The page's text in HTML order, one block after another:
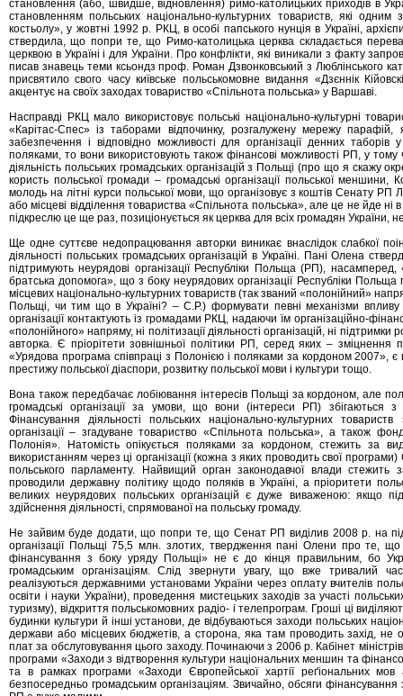
становлення (або, швидше, відновлення) римо-католицьких приходів в
становленням польських національно-культурних товариств, які одним
костьолу», у жовтні 1992 р. РКЦ, в особі папського нунція в Україні,
ствердила, що попри те, що Римо-католицька церква складається
церквою в Україні і для України. Про конфлікти, які виникали з факту
писав знавець теми ксьондз проф. Роман Дзвонковський з Люблінського
присвятило свого часу київське польськомовне видання «Дзєннік
акцентує на своїх заходах товариство «Спільнота польська» у Варшаві.
Насправді РКЦ мало використовує польські національно-культурні
«Карітас-Спес» із таборами відпочинку, розгалужену мережу
забезпечення і відповідно можливості для організації денних таборів
поляками, то вони використовують також фінансові можливості РП, у тому
діяльність польських громадських організацій з Польщі (про що я скажу
користь польської громади – громадські організації польської
молодь на літні курси польської мови, що організовує з коштів Сенату РП
або місцеві відділення товариства «Спільнота польська», але це не йде
підкреслю це ще раз, позиціонується як церква для всіх громадян України,
Ще одне суттєве недопрацювання авторки виникає внаслідок слабкої
діяльності польських громадських організацій в Україні. Пані Олена
підтримують неурядові організації Республіки Польща (РП),
братська допомога», що з боку неурядових організації Республіки Польща
місцевих національно-культурних товариств (так званий «полонійний»
Польщі, чи тим що в Україні? – С.Р.) формувати певні механізми
організації контактують із громадами РКЦ, надаючи їм організаційно-
«полонійного» напряму, ні політизації діяльності організацій, ні
авторка. Є пріорітети зовнішньої політики РП, серед яких – зміцнення
«Урядова програма співпраці з Полонією і поляками за кордоном 2007», є
престижу польської діаспори, розвитку польської мови і культури тощо.
Вона також передбачає лобіювання інтересів Польщі за кордоном, але
громадські організації за умови, що вони (інтереси РП)
Фінансування діяльності польських національно-культурних
організації – згадуване товариство «Спільнота польська», а також
Полонія». Натомість опікується поляками за кордоном, стежить за
використанням через ці організації (кожна з яких проводить свої
польського парламенту. Найвищий орган законодавчої влади стежить
проводили державну політику щодо поляків в Україні, а пріоритети
великих неурядових польських організацій є дуже виваженою: якщо
здійснення діяльності, спрямованої на польську громаду.
Не зайвим буде додати, що попри те, що Сенат РП виділив 2008 р. на
організації Польщі 75,5 млн. злотих, твердження пані Олени про те,
фінансування з боку уряду Польщі» не є до кінця правильним, бо
громадським організаціям. Слід звернути увагу, що вже тривалий
реалізуються державними установами України через оплату вчителів
освіти і науки України), проведення мистецьких заходів за участі
туризму), відкриття польськомовних радіо- і телепрограм. Гроші ці
будинки культури й інші установи, де відбуваються заходи польських
держави або місцевих бюджетів, а сторона, яка там проводить захід, не
плат за обслуговування цього заходу. Починаючи з 2006 р. Кабінет
програми «Заходи з відтворення культури національних меншин та
та в рамках програми «Заходи Європейської хартії реґіональних
безпосередньо громадським організаціям. Звичайно, обсяги